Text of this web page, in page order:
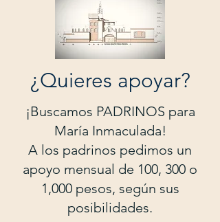
¿Quieres apoyar?
¡Buscamos PADRINOS para
María Inmaculada!
A los padrinos pedimos un
apoyo mensual de 100, 300 o
1,000 pesos, según sus
posibilidades.